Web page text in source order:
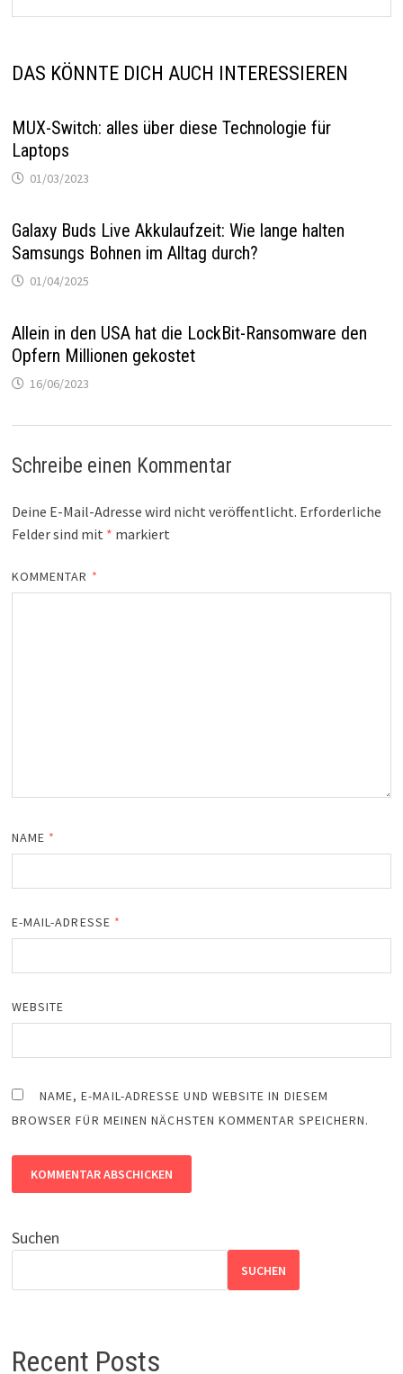
DAS KÖNNTE DICH AUCH INTERESSIEREN
MUX-Switch: alles über diese Technologie für
Laptops
01/03/2023
Galaxy Buds Live Akkulaufzeit: Wie lange halten
Samsungs Bohnen im Alltag durch?
01/04/2025
Allein in den USA hat die LockBit-Ransomware den
Opfern Millionen gekostet
16/06/2023
Schreibe einen Kommentar
Deine E-Mail-Adresse wird nicht veröffentlicht. Erforderliche
Felder sind mit * markiert
KOMMENTAR *
NAME *
E-MAIL-ADRESSE *
WEBSITE
NAME, E-MAIL-ADRESSE UND WEBSITE IN DIESEM
BROWSER FÜR MEINEN NÄCHSTEN KOMMENTAR SPEICHERN.
Suchen
SUCHEN
Recent Posts